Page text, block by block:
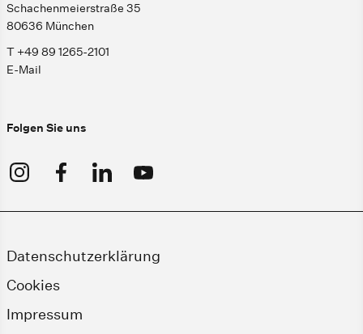
Schachenmeierstraße 35
80636 München
T +49 89 1265-2101
E-Mail
Folgen Sie uns
Datenschutzerklärung
Cookies
Impressum